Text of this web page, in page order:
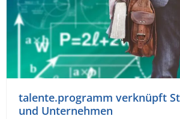
talente.programm verknüpft
und Unternehmen